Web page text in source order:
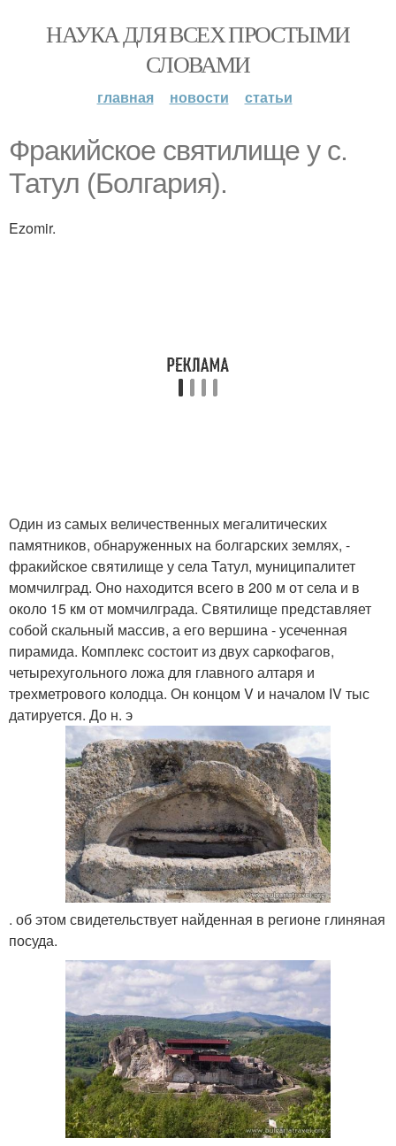
НАУКА ДЛЯ ВСЕХ ПРОСТЫМИ
СЛОВАМИ
главная новости статьи
Фракийское святилище у с.
Татул (Болгария).
Ezomir.
Один из самых величественных мегалитических
памятников, обнаруженных на болгарских землях, -
фракийское святилище у села Татул, муниципалитет
момчилград. Оно находится всего в 200 м от села и в
около 15 км от момчилграда. Святилище представляет
собой скальный массив, а его вершина - усеченная
пирамида. Комплекс состоит из двух саркофагов,
четырехугольного ложа для главного алтаря и
трехметрового колодца. Он концом V и началом ІV тыс
датируется. До н. э
. об этом свидетельствует найденная в регионе глиняная
посуда.